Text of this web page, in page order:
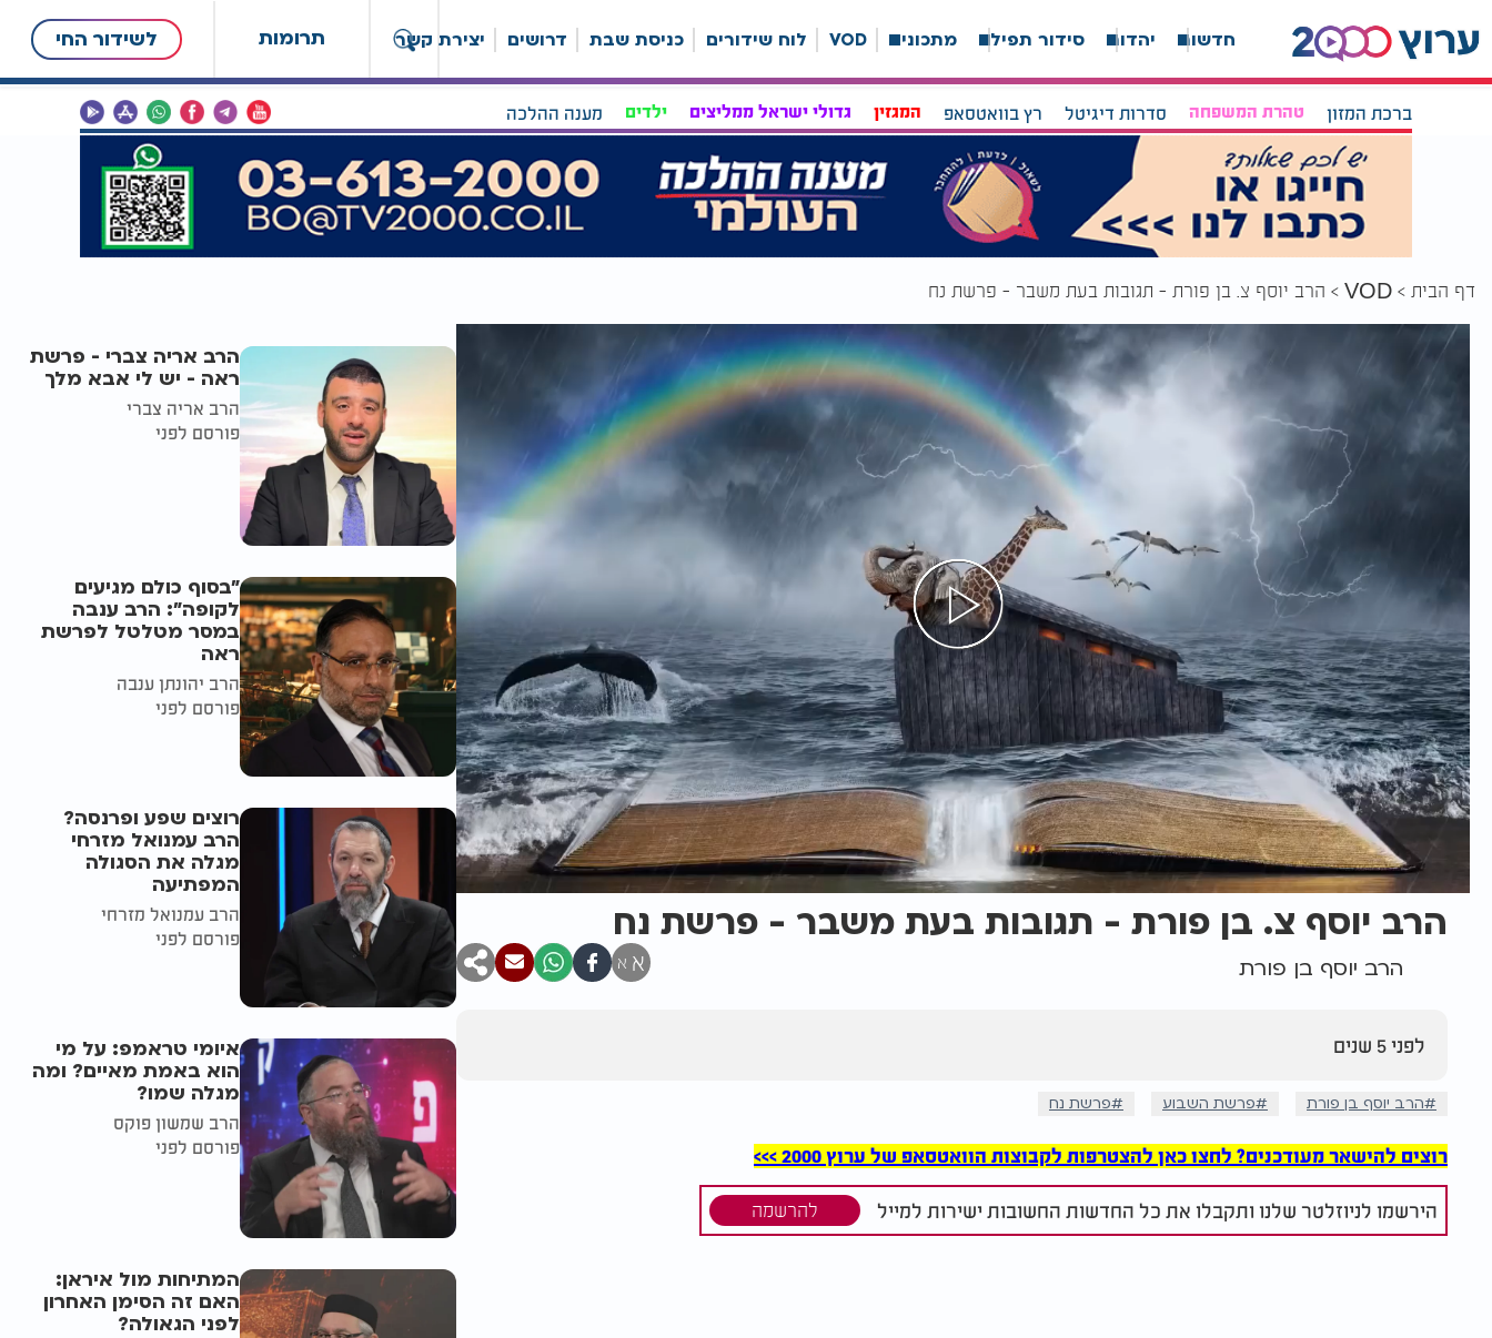
תרומות לשידור החי חדשות יהדות סידור תפילה מתכונים VOD לוח שידורים כניסת שבת דרושים יצירת קשר
ברכת המזון טהרת המשפחה סדרות דיגיטל רץ בוואטסאפ המגזין גדולי ישראל ממליצים ילדים מענה ההלכה
דף הבית VOD הרב יוסף צ. בן פורת - תגובות בעת משבר - פרשת נח
הרב יוסף צ. בן פורת - תגובות בעת משבר - פרשת נח
הרב יוסף בן פורת א א
לפני 5 שנים
הרב יוסף בן פורת פרשת השבוע פרשת נח
רוצים להישאר מעודכנים? לחצו כאן להצטרפות לקבוצות הוואטסאפ של ערוץ 2000 >>>
הירשמו לניוזלטר שלנו ותקבלו את כל החדשות החשובות ישירות למייל להרשמה
הרב אריה צברי - פרשת
ראה - יש לי אבא מלך
הרב אריה צברי
פורסם לפני
"בסוף כולם מגיעים
לקופה": הרב ענבה
במסר מטלטל לפרשת
ראה
הרב יהונתן ענבה
פורסם לפני
רוצים שפע ופרנסה?
הרב עמנואל מזרחי
מגלה את הסגולה
המפתיעה
הרב עמנואל מזרחי
פורסם לפני
איומי טראמפ: על מי
הוא באמת מאיים? ומה
מגלה שמו?
הרב שמשון פוקס
פורסם לפני
המתיחות מול איראן:
האם זה הסימן האחרון
לפני הגאולה?